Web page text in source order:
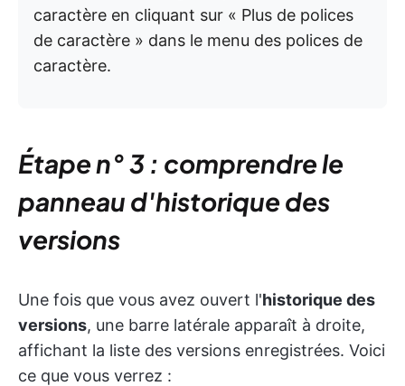
caractère en cliquant sur « Plus de polices
de caractère » dans le menu des polices de
caractère.
Étape n° 3 : comprendre le
panneau d'historique des
versions
Une fois que vous avez ouvert l'historique des
versions, une barre latérale apparaît à droite,
affichant la liste des versions enregistrées. Voici
ce que vous verrez :